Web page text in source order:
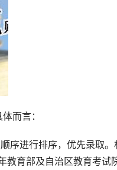
而言：
序进行排序，优先录取。
教育部及自治区教育考试